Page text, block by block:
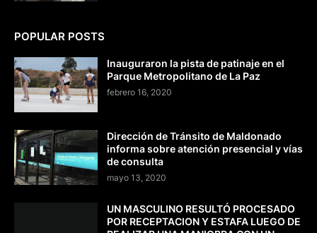
POPULAR POSTS
Inauguraron la pista de patinaje en el
Parque Metropolitano de La Paz
febrero 16, 2020
Dirección de Tránsito de Maldonado
informa sobre atención presencial y vías
de consulta
mayo 13, 2020
UN MASCULINO RESULTÓ PROCESADO
POR RECEPTACION Y ESTAFA LUEGO DE